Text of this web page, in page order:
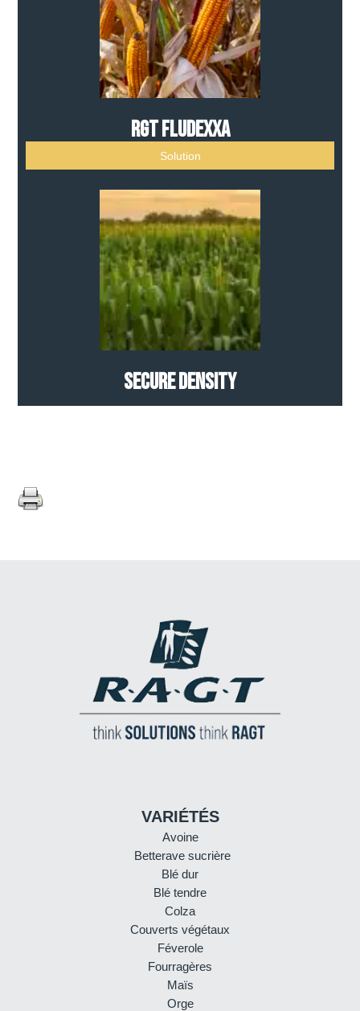
RGT FLUDEXXA
Solution
Secure Density
VARIÉTÉS
Avoine
Betterave sucrière
Blé dur
Blé tendre
Colza
Couverts végétaux
Féverole
Fourragères
Maïs
Orge